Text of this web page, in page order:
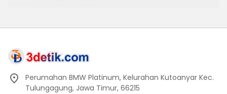
Perumahan BMW Platinum, Kelurahan Kutoanyar Kec.
Tulungagung, Jawa Timur, 66215